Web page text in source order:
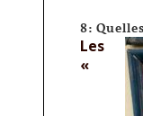
8:
Les
«